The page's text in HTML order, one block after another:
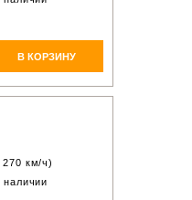
В КОРЗИНУ
270 км/ч)
наличии